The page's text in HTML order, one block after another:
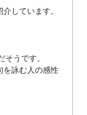
しています。
うです。
を詠む人の感性